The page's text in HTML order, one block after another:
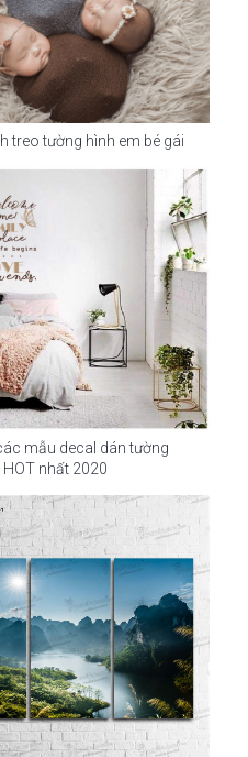
treo tường hình em bé gái
mẫu decal dán tường
nhất 2020